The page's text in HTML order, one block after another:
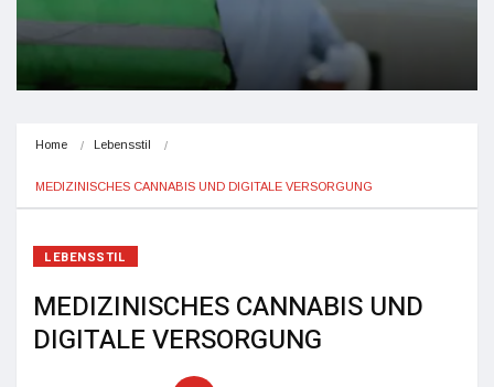
Home Lebensstil
MEDIZINISCHES CANNABIS UND DIGITALE VERSORGUNG
LEBENSSTIL
MEDIZINISCHES CANNABIS UND
DIGITALE VERSORGUNG